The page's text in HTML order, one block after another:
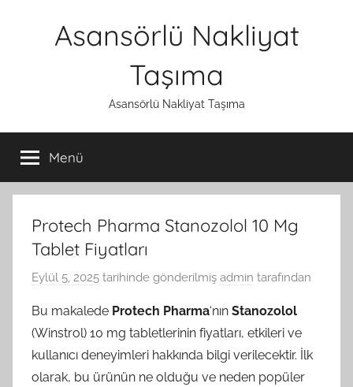
Asansörlü Nakliyat
Taşıma
Asansörlü Nakliyat Taşıma
Menü
Protech Pharma Stanozolol 10 Mg
Tablet Fiyatları
Eylül 5, 2025 tarihinde gönderilmiş admin tarafından
Bu makalede Protech Pharma‘nın Stanozolol
(Winstrol) 10 mg tabletlerinin fiyatları, etkileri ve
kullanıcı deneyimleri hakkında bilgi verilecektir. İlk
olarak, bu ürünün ne olduğu ve neden popüler